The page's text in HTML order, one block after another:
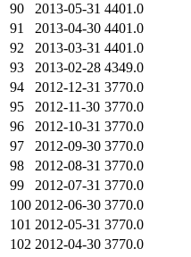
90
2013-05-31 4401.0
91
2013-04-30 4401.0
92
2013-03-31 4401.0
93
2013-02-28 4349.0
94
2012-12-31 3770.0
95
2012-11-30 3770.0
96
2012-10-31 3770.0
97
2012-09-30 3770.0
98
2012-08-31 3770.0
99
2012-07-31 3770.0
100 2012-06-30 3770.0
101 2012-05-31 3770.0
102 2012-04-30 3770.0